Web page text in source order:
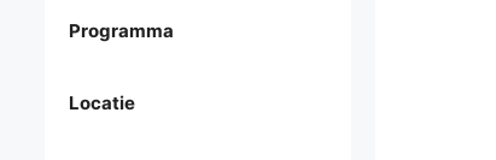
Programma
Locatie